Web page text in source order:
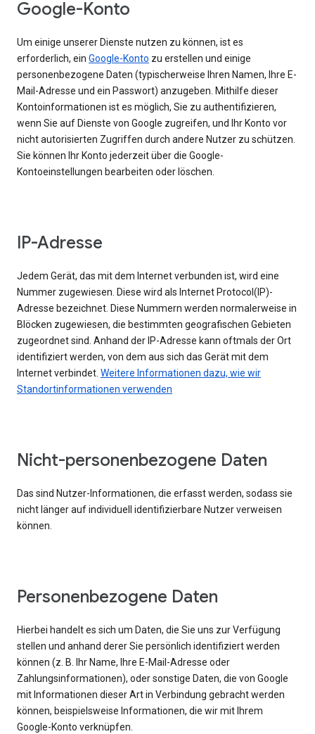
Google-Konto
Um einige unserer Dienste nutzen zu können, ist es
erforderlich, ein Google-Konto zu erstellen und einige
personenbezogene Daten (typischerweise Ihren Namen, Ihre E-
Mail-Adresse und ein Passwort) anzugeben. Mithilfe dieser
Kontoinformationen ist es möglich, Sie zu authentifizieren,
wenn Sie auf Dienste von Google zugreifen, und Ihr Konto vor
nicht autorisierten Zugriffen durch andere Nutzer zu schützen.
Sie können Ihr Konto jederzeit über die Google-
Kontoeinstellungen bearbeiten oder löschen.
IP-Adresse
Jedem Gerät, das mit dem Internet verbunden ist, wird eine
Nummer zugewiesen. Diese wird als Internet Protocol(IP)-
Adresse bezeichnet. Diese Nummern werden normalerweise in
Blöcken zugewiesen, die bestimmten geografischen Gebieten
zugeordnet sind. Anhand der IP-Adresse kann oftmals der Ort
identifiziert werden, von dem aus sich das Gerät mit dem
Internet verbindet. Weitere Informationen dazu, wie wir
Standortinformationen verwenden
Nicht-personenbezogene Daten
Das sind Nutzer-Informationen, die erfasst werden, sodass sie
nicht länger auf individuell identifizierbare Nutzer verweisen
können.
Personenbezogene Daten
Hierbei handelt es sich um Daten, die Sie uns zur Verfügung
stellen und anhand derer Sie persönlich identifiziert werden
können (z. B. Ihr Name, Ihre E-Mail-Adresse oder
Zahlungsinformationen), oder sonstige Daten, die von Google
mit Informationen dieser Art in Verbindung gebracht werden
können, beispielsweise Informationen, die wir mit Ihrem
Google-Konto verknüpfen.